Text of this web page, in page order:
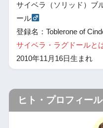
サイベラ（ソリッド）ブ
ール
登録名：Toblerone of
サイベラ・ラグドールと
2010年11月16日生まれ
ヒト・プロフィール